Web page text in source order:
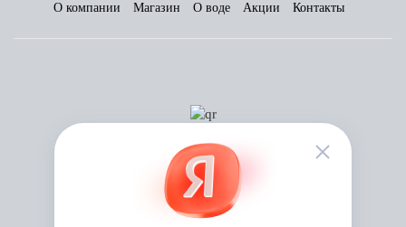
О компании Магазин О воде Акции Контакты